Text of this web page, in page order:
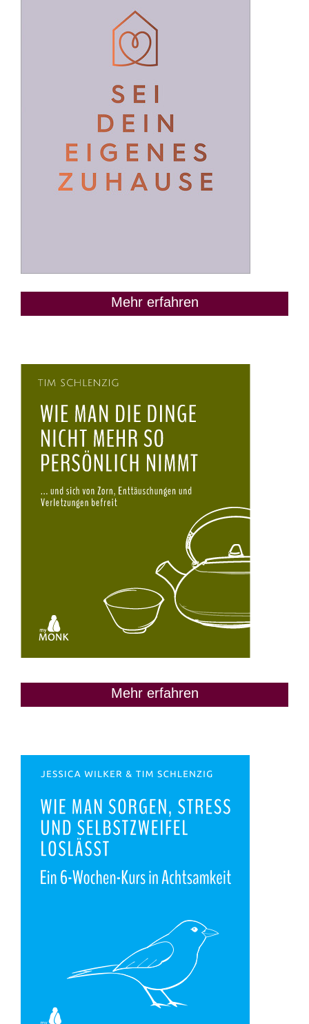
Mehr erfahren
Mehr erfahren